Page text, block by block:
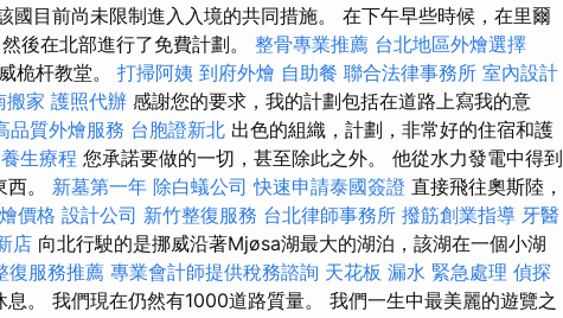
國目前尚未限制進入入境的共同措施。 在下午早些時候，在里爾
後在北部進行了免費計劃。 整骨專業推薦 台北地區外燴選擇
桅杆教堂。 打掃阿姨 到府外燴 自助餐 聯合法律事務所 室內設計
搬家 護照代辦 感謝您的要求，我的計劃包括在道路上寫我的意
品質外燴服務 台胞證新北 出色的組織，計劃，非常好的住宿和護
生療程 您承諾要做的一切，甚至除此之外。 他從水力發電中得到
。 新墓第一年 除白蟻公司 快速申請泰國簽證 直接飛往奧斯陸，
價格 設計公司 新竹整復服務 台北律師事務所 撥筋創業指導 牙醫
店 向北行駛的是挪威沿著Mjøsa湖最大的湖泊，該湖在一個小湖
復服務推薦 專業會計師提供稅務諮詢 天花板 漏水 緊急處理 偵探
。 我們現在仍然有1000道路質量。 我們一生中最美麗的遊覽之